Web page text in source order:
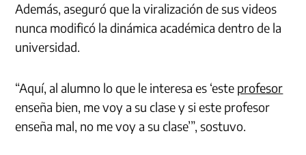
Además, aseguró que la viralización de sus videos
nunca modificó la dinámica académica dentro de la
universidad.
“Aquí, al alumno lo que le interesa es ‘este profesor
enseña bien, me voy a su clase y si este profesor
enseña mal, no me voy a su clase’”, sostuvo.